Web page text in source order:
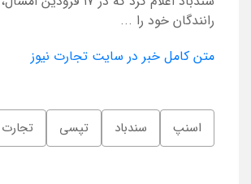
رانندگان خود را ...
متن کامل خبر در سایت تجارت نیوز
اسنپ سندباد تپسی تجارت